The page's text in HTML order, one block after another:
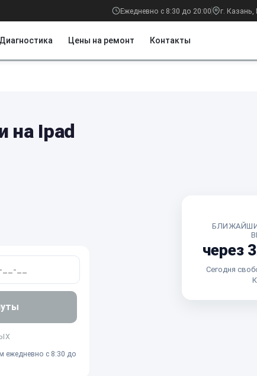
Ежедневно с 8:30 до 20:00 г.
Диагностика Цены на ремонт Контакты
на Ipad
ежедневно с 8:30 до
через
Сегодня